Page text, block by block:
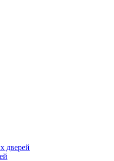
дверей